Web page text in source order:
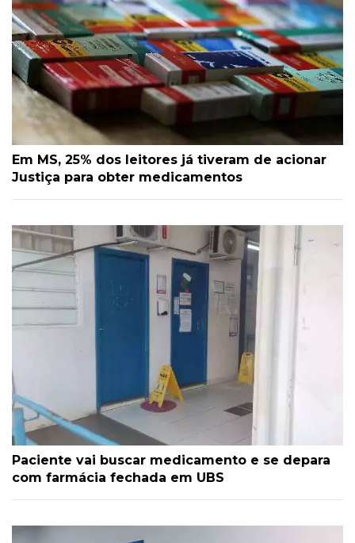
Em MS, 25% dos leitores já tiveram de acionar
Justiça para obter medicamentos
Paciente vai buscar medicamento e se depara
com farmácia fechada em UBS